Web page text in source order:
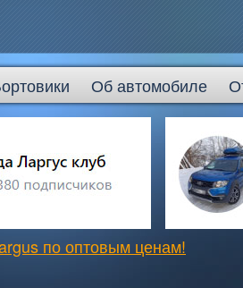
Об автомобиле
по оптовым ценам!